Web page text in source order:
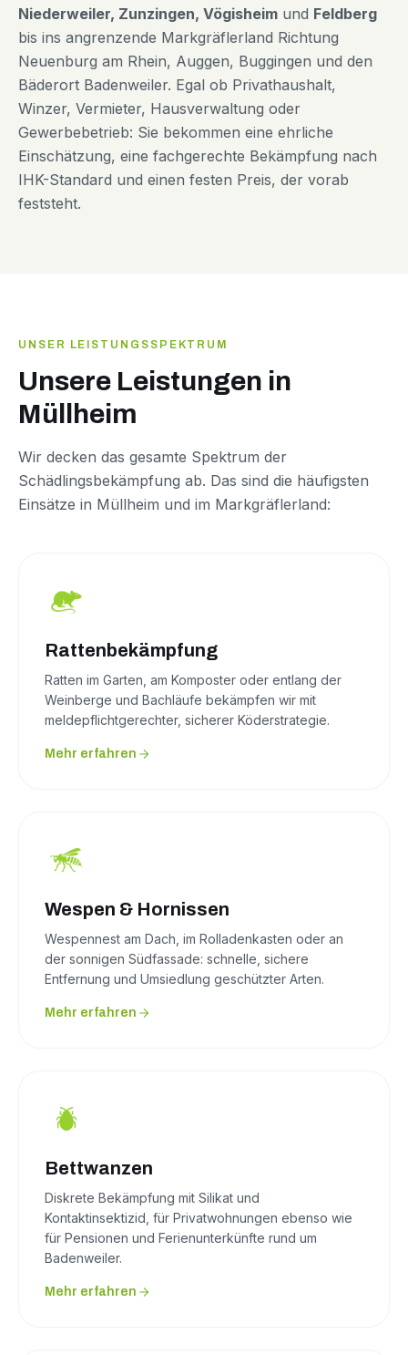
Niederweiler, Zunzingen, Vögisheim und Feldberg
bis ins angrenzende Markgräflerland Richtung
Neuenburg am Rhein, Auggen, Buggingen und den
Bäderort Badenweiler. Egal ob Privathaushalt,
Winzer, Vermieter, Hausverwaltung oder
Gewerbebetrieb: Sie bekommen eine ehrliche
Einschätzung, eine fachgerechte Bekämpfung nach
IHK-Standard und einen festen Preis, der vorab
feststeht.
UNSER LEISTUNGSSPEKTRUM
Unsere Leistungen in
Müllheim
Wir decken das gesamte Spektrum der
Schädlingsbekämpfung ab. Das sind die häufigsten
Einsätze in Müllheim und im Markgräflerland:
Rattenbekämpfung
Ratten im Garten, am Komposter oder entlang der
Weinberge und Bachläufe bekämpfen wir mit
meldepflichtgerechter, sicherer Köderstrategie.
Mehr erfahren
Wespen & Hornissen
Wespennest am Dach, im Rolladenkasten oder an
der sonnigen Südfassade: schnelle, sichere
Entfernung und Umsiedlung geschützter Arten.
Mehr erfahren
Bettwanzen
Diskrete Bekämpfung mit Silikat und
Kontaktinsektizid, für Privatwohnungen ebenso wie
für Pensionen und Ferienunterkünfte rund um
Badenweiler.
Mehr erfahren